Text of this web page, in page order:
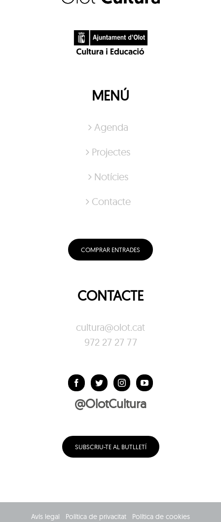
MENÚ
Agenda
Projectes
Notícies
Contacte
COMPRAR ENTRADES
CONTACTE
cultura@olot.cat
972 27 27 77
@OlotCultura
SUBSCRIU-TE AL BUTLLETÍ
Avís legal Política de privacitat Política de cookies